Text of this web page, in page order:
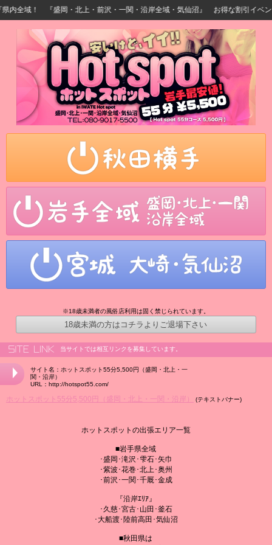
全域！ 『盛岡・北上・前沢・一関・沿岸全域・気仙沼』 お得な割引イベ
※18歳未満者の風俗店利用は固く禁じられています。
18歳未満の方はコチラよりご退場下さい
当サイトでは相互リンクを募集しています。
サイト名：ホットスポット55分5,500円（盛岡・北上・一
関・沿岸）
URL：http://hotspot55.com/
ホットスポット55分5,500円（盛岡・北上・一関・沿岸） (テキストバナー)
ホットスポットの出張エリア一覧
■岩手県全域
･盛岡･滝沢･雫石･矢巾
･紫波･花巻･北上･奥州
･前沢･一関･千厩･金成
『沿岸ｴﾘｱ』
･久慈･宮古･山田･釜石
･大船渡･陸前高田･気仙沼
■秋田県は